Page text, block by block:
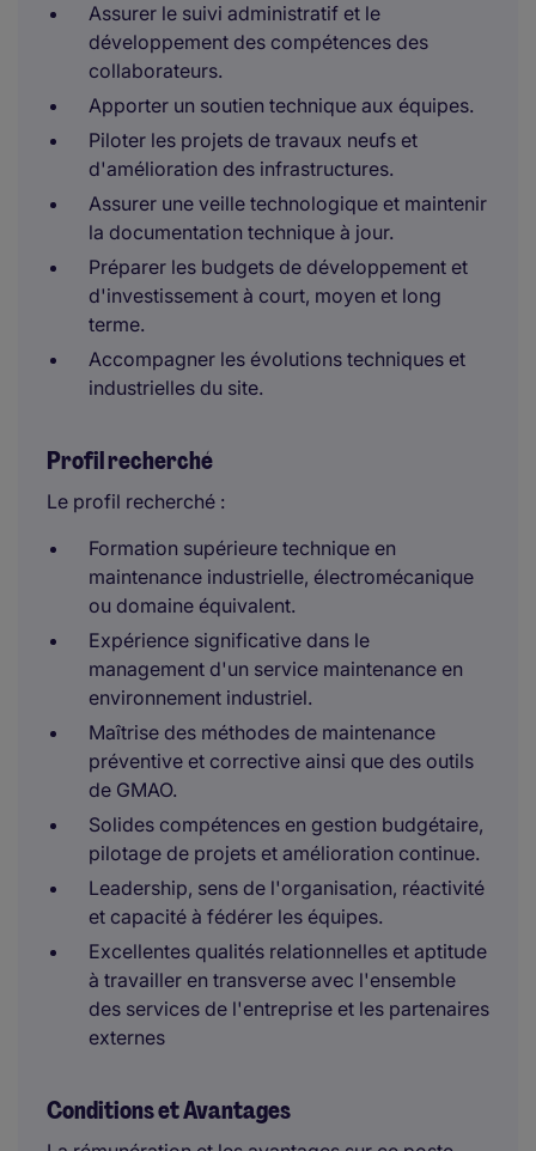
Assurer le suivi administratif et le
développement des compétences des
collaborateurs.
Apporter un soutien technique aux équipes.
Piloter les projets de travaux neufs et
d'amélioration des infrastructures.
Assurer une veille technologique et maintenir
la documentation technique à jour.
Préparer les budgets de développement et
d'investissement à court, moyen et long
terme.
Accompagner les évolutions techniques et
industrielles du site.
Profil recherché
Le profil recherché :
Formation supérieure technique en
maintenance industrielle, électromécanique
ou domaine équivalent.
Expérience significative dans le
management d'un service maintenance en
environnement industriel.
Maîtrise des méthodes de maintenance
préventive et corrective ainsi que des outils
de GMAO.
Solides compétences en gestion budgétaire,
pilotage de projets et amélioration continue.
Leadership, sens de l'organisation, réactivité
et capacité à fédérer les équipes.
Excellentes qualités relationnelles et aptitude
à travailler en transverse avec l'ensemble
des services de l'entreprise et les partenaires
externes
Conditions et Avantages